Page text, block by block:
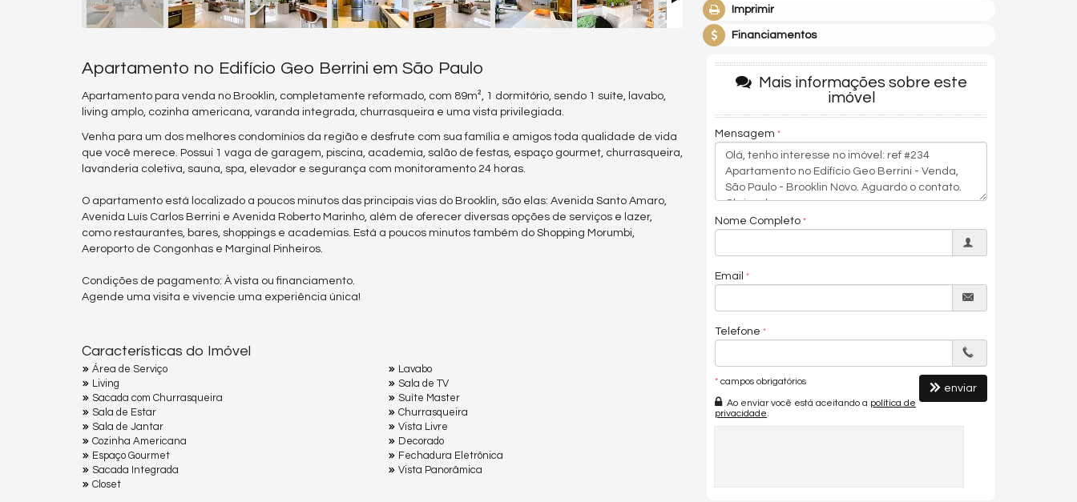
Imprimir
Financiamentos
Apartamento no Edifício Geo Berrini em São Paulo
Apartamento para venda no Brooklin, completamente reformado, com 89m², 1 dormitório, sendo 1 suíte, lavabo,
living amplo, cozinha americana, varanda integrada, churrasqueira e uma vista privilegiada.
Venha para um dos melhores condomínios da região e desfrute com sua família e amigos toda qualidade de vida
que você merece. Possui 1 vaga de garagem, piscina, academia, salão de festas, espaço gourmet, churrasqueira,
lavanderia coletiva, sauna, spa, elevador e segurança com monitoramento 24 horas.
O apartamento está localizado a poucos minutos das principais vias do Brooklin, são elas: Avenida Santo Amaro,
Avenida Luís Carlos Berrini e Avenida Roberto Marinho, além de oferecer diversas opções de serviços e lazer,
como restaurantes, bares, shoppings e academias. Está a poucos minutos também do Shopping Morumbi,
Aeroporto de Congonhas e Marginal Pinheiros.
Condições de pagamento: À vista ou financiamento.
Agende uma visita e vivencie uma experiência única!
Características do Imóvel
Área de Serviço
Living
Sacada com Churrasqueira
Sala de Estar
Sala de Jantar
Cozinha Americana
Espaço Gourmet
Sacada Integrada
Closet
Lavabo
Sala de TV
Suíte Master
Churrasqueira
Vista Livre
Decorado
Fechadura Eletrônica
Vista Panorâmica
Mais informações sobre este
imóvel
Mensagem
Nome Completo
Email
Telefone
* campos obrigatórios
Ao enviar você está aceitando a política de
privacidade
enviar